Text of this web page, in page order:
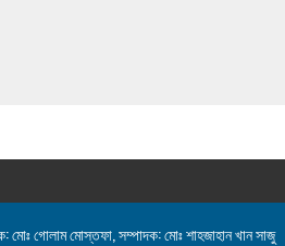
মোঃ গোলাম মোস্তফা, সম্পাদক: মোঃ শাহজাহান খান সাজু